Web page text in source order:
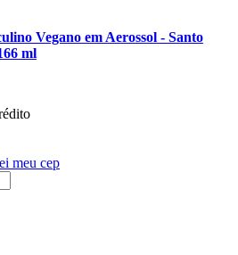
Vegano em Aerossol - Santo
ml
meu cep